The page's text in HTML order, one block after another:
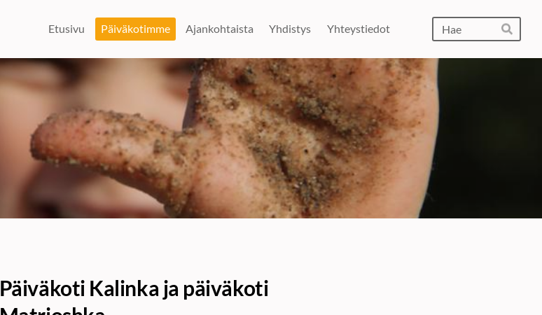
Etusivu Päiväkotimme Ajankohtaista Yhdistys Yhteystiedot
Hae
Päiväkoti Kalinka ja päiväkoti